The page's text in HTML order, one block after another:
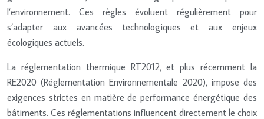
l’environnement. Ces règles évoluent régulièrement pour
s’adapter aux avancées technologiques et aux enjeux
écologiques actuels.
La réglementation thermique RT2012, et plus récemment la
RE2020 (Réglementation Environnementale 2020), impose des
exigences strictes en matière de performance énergétique des
bâtiments. Ces réglementations influencent directement le choix